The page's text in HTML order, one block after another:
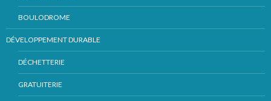
BOULODROME
DÉVELOPPEMENT DURABLE
DÉCHETTERIE
GRATUITERIE